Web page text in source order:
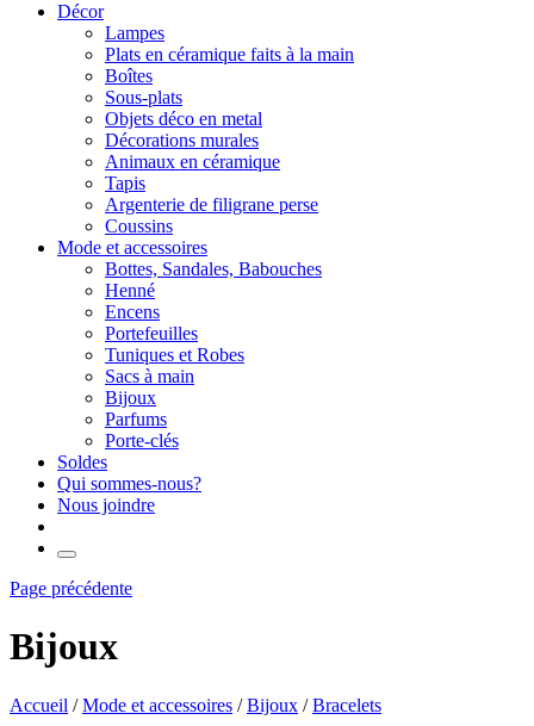
Décor
Lampes
Plats en céramique faits à la main
Boîtes
Sous-plats
Objets déco en metal
Décorations murales
Animaux en céramique
Tapis
Argenterie de filigrane perse
Coussins
Mode et accessoires
Bottes, Sandales, Babouches
Henné
Encens
Portefeuilles
Tuniques et Robes
Sacs à main
Bijoux
Parfums
Porte-clés
Soldes
Qui sommes-nous?
Nous joindre
Page précédente
Bijoux
Accueil /Mode et accessoires /Bijoux /Bracelets